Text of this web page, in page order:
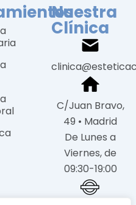
Nuestra
Clínica
C/Juan Bravo,
49 • Madrid
De Lunes a
Viernes, de
09:30-19:00